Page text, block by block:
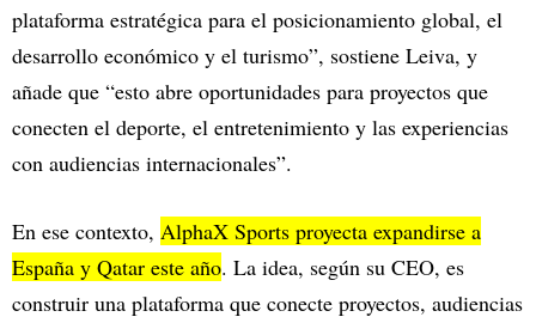
plataforma estratégica para el posicionamiento global, el
desarrollo económico y el turismo”, sostiene Leiva, y
añade que “esto abre oportunidades para proyectos que
conecten el deporte, el entretenimiento y las experiencias
con audiencias internacionales”.
En ese contexto, AlphaX Sports proyecta expandirse a
España y Qatar este año. La idea, según su CEO, es
construir una plataforma que conecte proyectos, audiencias